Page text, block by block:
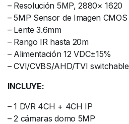
– Resolución 5MP, 2880× 1620
– 5MP Sensor de Imagen CMOS
– Lente 3.6mm
– Rango IR hasta 20m
– Alimentación 12 VDC±15%
– CVI/CVBS/AHD/TVI switchable
INCLUYE:
– 1 DVR 4CH + 4CH IP
– 2 cámaras domo 5MP